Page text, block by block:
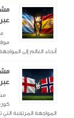
عبر
أنحاء العالم إلى
عبر
المواجهة المرتقبة